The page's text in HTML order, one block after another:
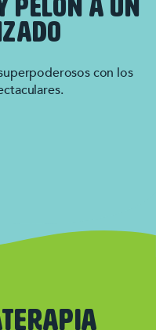
PELON A UN
con los